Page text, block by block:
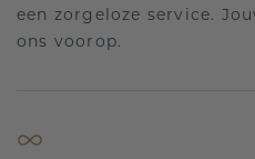
een zorgeloze service.
ons voorop.